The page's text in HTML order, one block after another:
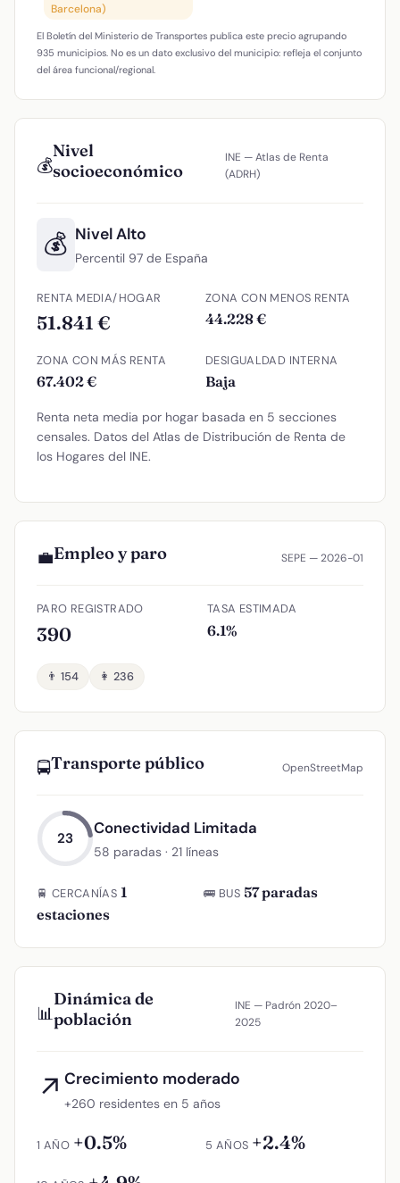
Barcelona)
El Boletín del Ministerio de Transportes publica este precio agrupando
935 municipios. No es un dato exclusivo del municipio: refleja el conjunto
del área funcional/regional.
💰
Nivel
socioeconómico
INE — Atlas de Renta
(ADRH)
💰 Nivel Alto
Percentil 97 de España
RENTA MEDIA/HOGAR
51.841 €
ZONA CON MENOS RENTA
44.228 €
ZONA CON MÁS RENTA
67.402 €
DESIGUALDAD INTERNA
Baja
Renta neta media por hogar basada en 5 secciones
censales. Datos del Atlas de Distribución de Renta de
los Hogares del INE.
💼Empleo y paro SEPE — 2026-01
PARO REGISTRADO
390
TASA ESTIMADA
6.1%
👨 154 👩 236
🚍Transporte público OpenStreetMap
23
Conectividad Limitada
58 paradas · 21 líneas
🚆 CERCANÍAS 1
estaciones
🚌 BUS 57 paradas
📊
Dinámica de
población
INE — Padrón 2020–
2025
↗ Crecimiento moderado
+260 residentes en 5 años
1 AÑO +0.5% 5 AÑOS +2.4%